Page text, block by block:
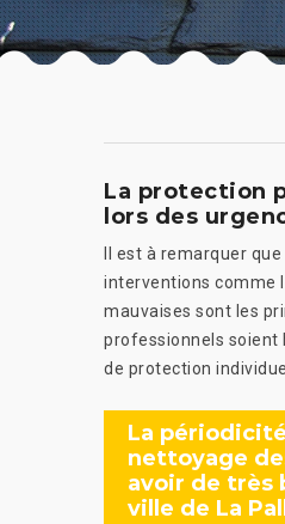
La protection
lors des
Il est à remarquer
interventions comme
mauvaises sont les
professionnels soient
de protection
La
nettoyage
avoir de très
ville de La